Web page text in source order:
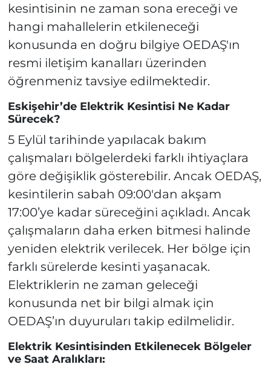
kesintisinin ne zaman sona ereceği ve
hangi mahallelerin etkileneceği
konusunda en doğru bilgiye OEDAŞ'ın
resmi iletişim kanalları üzerinden
öğrenmeniz tavsiye edilmektedir.
Eskişehir’de Elektrik Kesintisi Ne Kadar
Sürecek?
5 Eylül tarihinde yapılacak bakım
çalışmaları bölgelerdeki farklı ihtiyaçlara
göre değişiklik gösterebilir. Ancak OEDAŞ,
kesintilerin sabah 09:00'dan akşam
17:00’ye kadar süreceğini açıkladı. Ancak
çalışmaların daha erken bitmesi halinde
yeniden elektrik verilecek. Her bölge için
farklı sürelerde kesinti yaşanacak.
Elektriklerin ne zaman geleceği
konusunda net bir bilgi almak için
OEDAŞ’ın duyuruları takip edilmelidir.
Elektrik Kesintisinden Etkilenecek Bölgeler
ve Saat Aralıkları: